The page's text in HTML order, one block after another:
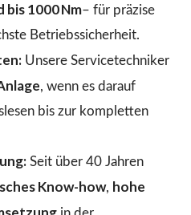
1000 Nm– für präzise
Betriebssicherheit.
Unsere Servicetechniker
, wenn es darauf
bis zur kompletten
Seit über 40 Jahren
Know-how, hohe